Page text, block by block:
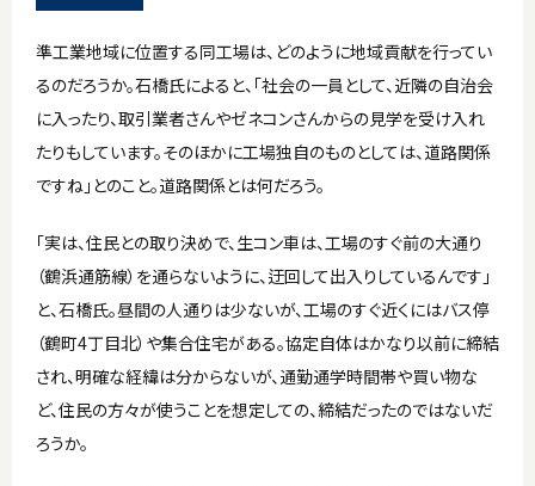
準工業地域に位置する同工場は、どのように地域貢献を行ってい
るのだろうか。石橋氏によると、「社会の一員として、近隣の自治会
に入ったり、取引業者さんやゼネコンさんからの見学を受け入れ
たりもしています。そのほかに工場独自のものとしては、道路関係
ですね」とのこと。道路関係とは何だろう。
「実は、住民との取り決めで、生コン車は、工場のすぐ前の大通り
（鶴浜通筋線）を通らないように、迂回して出入りしているんです」
と、石橋氏。昼間の人通りは少ないが、工場のすぐ近くにはバス停
（鶴町4丁目北）や集合住宅がある。協定自体はかなり以前に締結
され、明確な経緯は分からないが、通勤通学時間帯や買い物な
ど、住民の方々が使うことを想定しての、締結だったのではないだ
ろうか。